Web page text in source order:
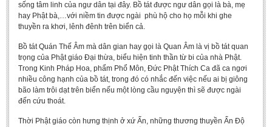
Undergraduate: Regular Degree
Undergraduate: Honor Degree
Postgraduate
LITERARY WRITINGS & TRANSLATING
RESEARCH
Sinology & Nom
sống tâm linh của ngư dân tại đây. Bồ tát được ngư dân gọi là bà, mẹ
hay Phật bà,…với niềm tin được ngài phù hộ cho họ mỗi khi ghe
thuyền ra khơi, lênh đênh trên biển cả.
Bồ tát Quán Thế Âm mà dân gian hay gọi là Quan Âm là vị bồ tát quan
trọng của Phật giáo Đại thừa, biểu hiện tinh thần từ bi của nhà Phật.
Trong Kinh Pháp Hoa, phẩm Phổ Môn, Đức Phật Thích Ca đã ca ngơi
nhiều công hạnh của bồ tát, trong đó có nhắc đến việc nếu ai bị giông
bão làm trôi dạt trên biển nếu một lòng cầu nguyện thì sẽ được ngài
đến cứu thoát.
Thời Phật giáo còn hưng thịnh ở xứ Ấn, những thương thuyền Ấn Độ